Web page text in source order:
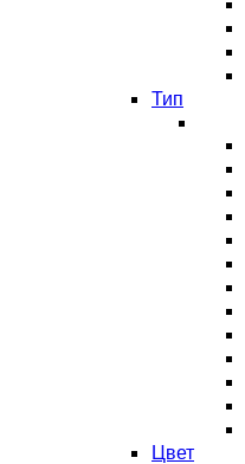
Тип
Цвет